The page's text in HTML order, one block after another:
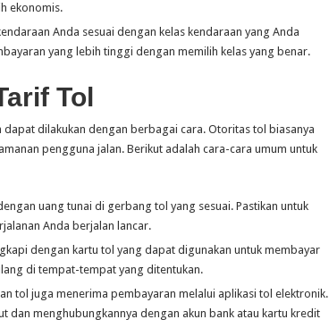
ekonomis.
Anda sesuai dengan kelas kendaraan yang Anda
yang lebih tinggi dengan memilih kelas yang benar.
Tol
dilakukan dengan berbagai cara. Otoritas tol biasanya
pengguna jalan. Berikut adalah cara-cara umum untuk
uang tunai di gerbang tol yang sesuai. Pastikan untuk
Anda berjalan lancar.
dengan kartu tol yang dapat digunakan untuk membayar
di tempat-tempat yang ditentukan.
tol juga menerima pembayaran melalui aplikasi tol elektronik.
dan menghubungkannya dengan akun bank atau kartu kredit